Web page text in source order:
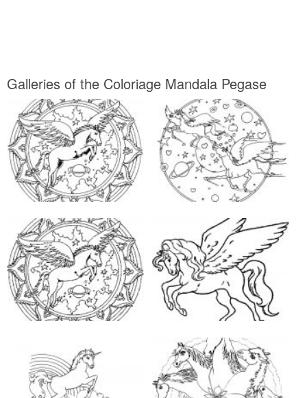
Galleries of the Coloriage Mandala Pegase